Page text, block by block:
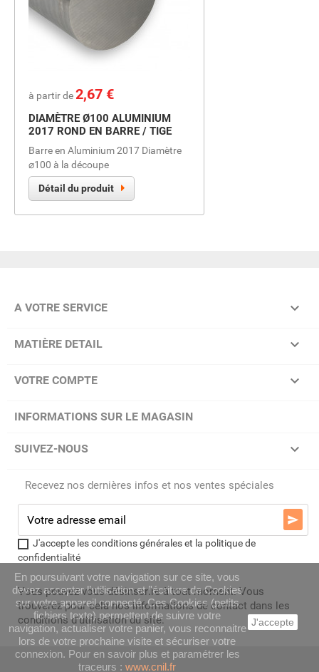
à partir dePrix
2,67 €
DIAMÈTRE Ø100 ALUMINIUM
2017 ROND EN BARRE / TIGE
Barre en Aluminium 2017 Diamètre
⌀100 à la découpe
Détail du produit
A VOTRE SERVICE 
MATIÈRE DETAIL 
VOTRE COMPTE 
INFORMATIONS SUR LE MAGASIN
SUIVEZ-NOUS 
En poursuivant votre navigation sur ce site, vous
devez accepter l’utilisation et l'écriture de Cookies
sur votre appareil connecté. Ces Cookies (petits
fichiers texte) permettent de suivre votre
navigation, actualiser votre panier, vous reconnaitre
lors de votre prochaine visite et sécuriser votre
connexion. Pour en savoir plus et paramétrer les
traceurs : www.cnil.fr
J'accepte
Recevez nos dernières infos et nos ventes spéciales

J'accepte les conditions générales et la politique de
confidentialité
Vous pouvez vous désinscrire à tout moment. Vous
trouverez pour cela nos informations de contact dans les
conditions d'utilisation du site.